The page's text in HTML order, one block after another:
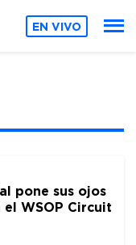
EN VIVO
pone sus ojos
el WSOP Circuit